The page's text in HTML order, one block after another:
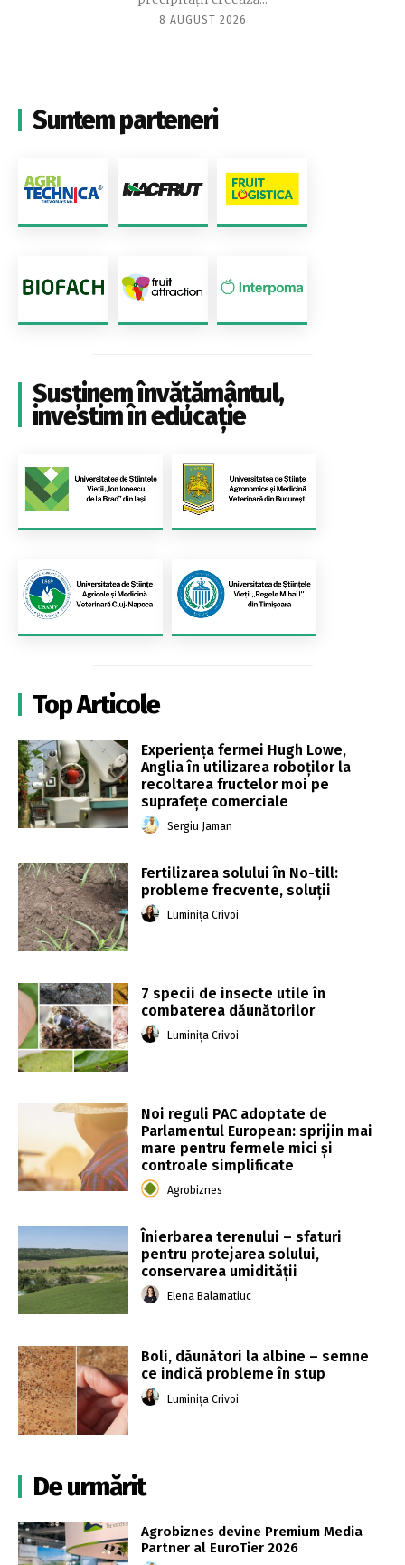
8 AUGUST 2026
Suntem parteneri
Susținem învățământul,
investim în educație
Top Articole
Experiența fermei Hugh Lowe,
Anglia în utilizarea roboților la
recoltarea fructelor moi pe
suprafețe comerciale
Sergiu Jaman
Fertilizarea solului în No-till:
probleme frecvente, soluții
Luminița Crivoi
7 specii de insecte utile în
combaterea dăunătorilor
Luminița Crivoi
Noi reguli PAC adoptate de
Parlamentul European: sprijin mai
mare pentru fermele mici și
controale simplificate
Agrobiznes
Înierbarea terenului – sfaturi
pentru protejarea solului,
conservarea umidității
Elena Balamatiuc
Boli, dăunători la albine – semne
ce indică probleme în stup
Luminița Crivoi
De urmărit
Agrobiznes devine Premium Media
Partner al EuroTier 2026